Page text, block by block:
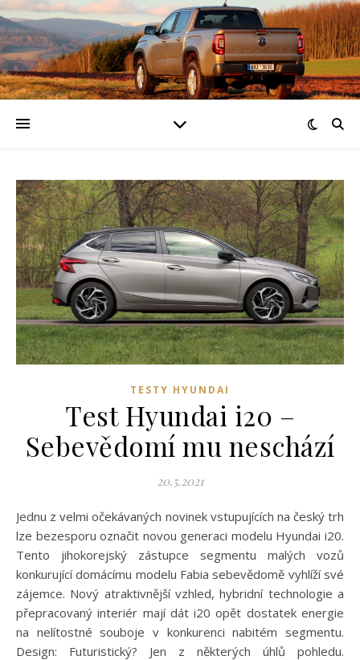
TESTY HYUNDAI
Test Hyundai i20 –
Sebevědomí mu neschází
20.5.2021
Jednu z velmi očekávaných novinek vstupujících na český trh
lze bezesporu označit novou generaci modelu Hyundai i20.
Tento jihokorejský zástupce segmentu malých vozů
konkurující domácímu modelu Fabia sebevědomě vyhlíží své
zájemce. Nový atraktivnější vzhled, hybridní technologie a
přepracovaný interiér mají dát i20 opět dostatek energie
na nelítostné souboje v konkurenci nabitém segmentu.
Design: Futuristický? Jen z některých úhlů pohledu.